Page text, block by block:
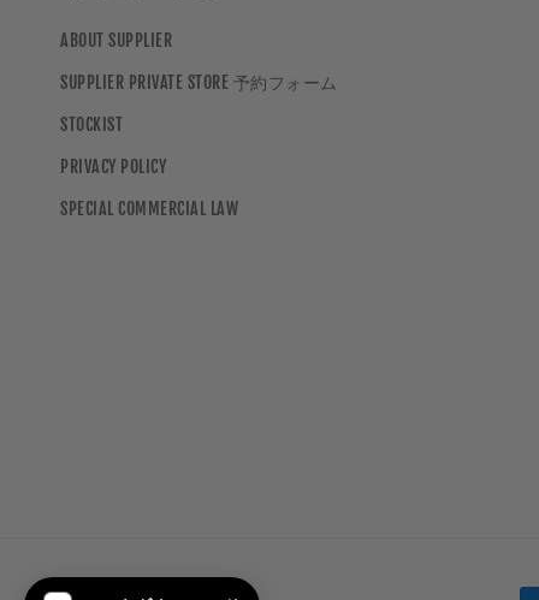
ABOUT SUPPLIER
SUPPLIER PRIVATE STORE 予約フォーム
STOCKIST
PRIVACY POLICY
SPECIAL COMMERCIAL LAW